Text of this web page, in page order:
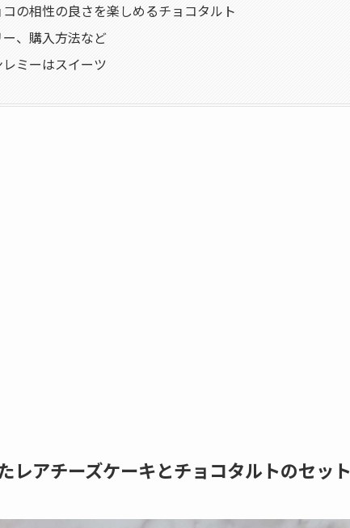
の相性の良さを楽しめるチョコタルト
、購入方法など
ミーはスイーツ
レアチーズケーキとチョコタルトのセット